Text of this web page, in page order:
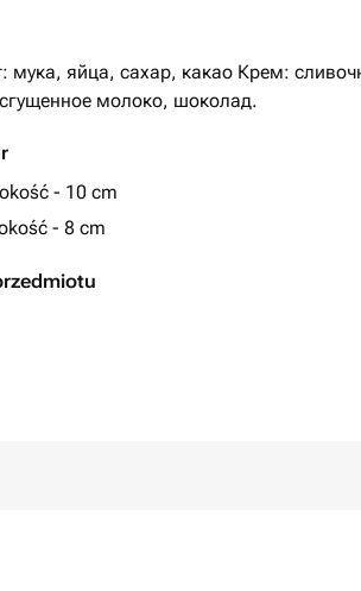
мука, яйца, сахар, какао Крем:
молоко, шоколад.
- 10 cm
- 8 cm